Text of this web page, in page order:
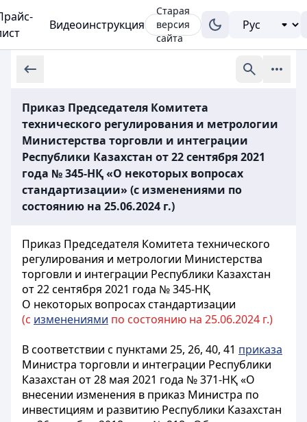
Видеоинструкция
Старая
версия
сайта
Приказ Председателя Комитета
технического регулирования и метрологии
Министерства торговли и интеграции
Республики Казахстан от 22 сентября 2021
года № 345-НҚ «О некоторых вопросах
стандартизации» (с изменениями по
состоянию на 25.06.2024 г.)
Приказ Председателя Комитета технического
регулирования и метрологии Министерства
торговли и интеграции Республики Казахстан
от 22 сентября 2021 года № 345-НҚ
О некоторых вопросах стандартизации
(с изменениями по состоянию на 25.06.2024 г.)
В соответствии с пунктами 25, 26, 40, 41 приказа
Министра торговли и интеграции Республики
Казахстан от 28 мая 2021 года № 371-НҚ «О
внесении изменения в приказ Министра по
инвестициям и развитию Республики Казахстан